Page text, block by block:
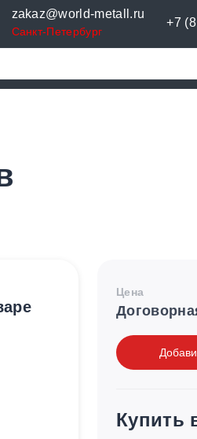
zakaz@world-metall.ru
Санкт-Петербург
+7
Цена
Купить